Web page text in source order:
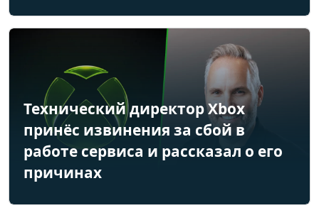
Технический директор Xbox
принёс извинения за сбой в
работе сервиса и рассказал о его
причинах